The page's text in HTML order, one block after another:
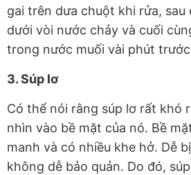
gai trên dưa chuột khi rửa, sau
dưới vòi nước chảy và cuối
trong nước muối vài phút
3. Súp lơ
Có thể nói rằng súp lơ rất khó
nhìn vào bề mặt của nó. Bề
manh và có nhiều khe hở. Dễ
không dễ bảo quản. Do đó,